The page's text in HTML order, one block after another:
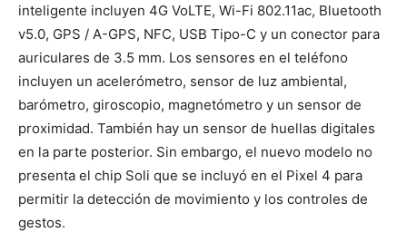
inteligente incluyen 4G VoLTE, Wi-Fi 802.11ac, Bluetooth
v5.0, GPS / A-GPS, NFC, USB Tipo-C y un conector para
auriculares de 3.5 mm. Los sensores en el teléfono
incluyen un acelerómetro, sensor de luz ambiental,
barómetro, giroscopio, magnetómetro y un sensor de
proximidad. También hay un sensor de huellas digitales
en la parte posterior. Sin embargo, el nuevo modelo no
presenta el chip Soli que se incluyó en el Pixel 4 para
permitir la detección de movimiento y los controles de
gestos.